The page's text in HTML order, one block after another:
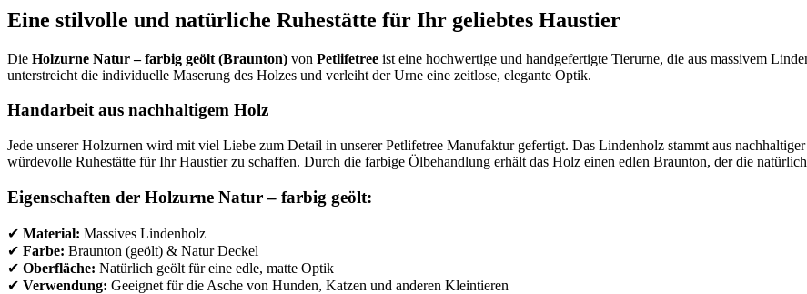
&
Deckel
Menge
Eine stilvolle und natürliche Ruhestätte für Ihr geliebtes Haustier
Die Holzurne Natur – farbig geölt (Braunton) von Petlifetree ist eine hochwertige und handgefertigte Tierurne, die aus massivem
unterstreicht die individuelle Maserung des Holzes und verleiht der Urne eine zeitlose, elegante Optik.
Handarbeit aus nachhaltigem Holz
Jede unserer Holzurnen wird mit viel Liebe zum Detail in unserer Petlifetree Manufaktur gefertigt. Das Lindenholz stammt aus
würdevolle Ruhestätte für Ihr Haustier zu schaffen. Durch die farbige Ölbehandlung erhält das Holz einen edlen Braunton, der die
Eigenschaften der Holzurne Natur – farbig geölt:
✔ Material: Massives Lindenholz
✔ Farbe: Braunton (geölt) & Natur Deckel
✔ Oberfläche: Natürlich geölt für eine edle, matte Optik
✔ Verwendung: Geeignet für die Asche von Hunden, Katzen und anderen Kleintieren